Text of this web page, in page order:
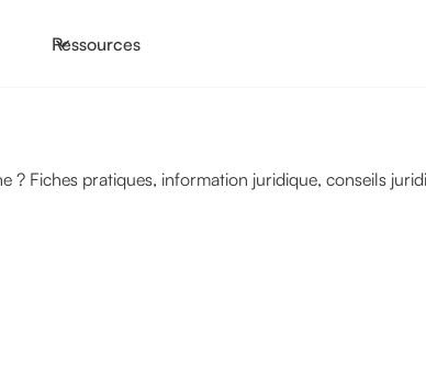
Ressources
? Fiches pratiques, information juridique, conseils